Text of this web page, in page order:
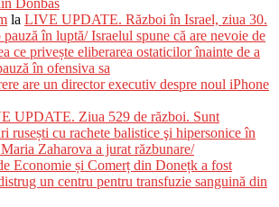
Donbas
la LIVE UPDATE. Război în Israel, ziua 30.
în luptă/ Israelul spune că are nevoie de
ce privește eliberarea ostaticilor înainte de a
în ofensiva sa
are un director executiv despre noul iPhone
UPDATE. Ziua 529 de război. Sunt
rusești cu rachete balistice şi hipersonice în
Zaharova a jurat răzbunare/
Economie și Comerț din Donețk a fost
un centru pentru transfuzie sanguină din